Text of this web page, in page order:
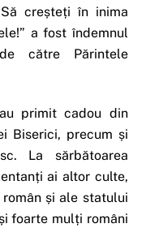
creșteți în inima
a fost îndemnul
către Părintele
primit cadou din
Biserici, precum și
La sărbătoarea
ai altor culte,
și ale statului
foarte mulți români